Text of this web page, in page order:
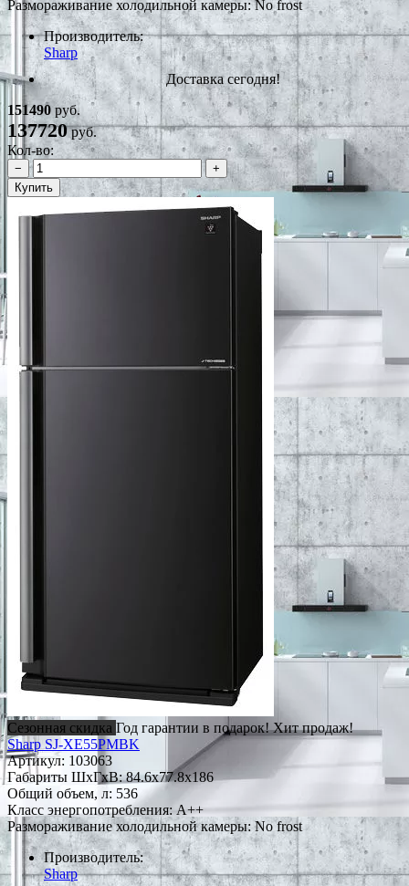
Размораживание холодильной камеры: No frost
Производитель:
Sharp
Доставка сегодня!
151490 руб.
137720руб.
Кол-во:
−
+
Купить
Сезонная скидка Год гарантии в подарок!Хит продаж!
Sharp SJ-XE55PMBK
Артикул: 103063
Габариты ШxГxВ: 84.6x77.8x186
Общий объем, л: 536
Класс энергопотребления: A++
Размораживание холодильной камеры: No frost
Производитель:
Sharp